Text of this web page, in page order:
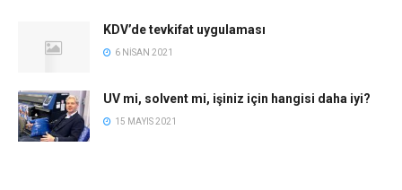
KDV’de tevkifat uygulaması
6 NISAN 2021
UV mi, solvent mi, işiniz için hangisi daha iyi?
15 MAYIS 2021